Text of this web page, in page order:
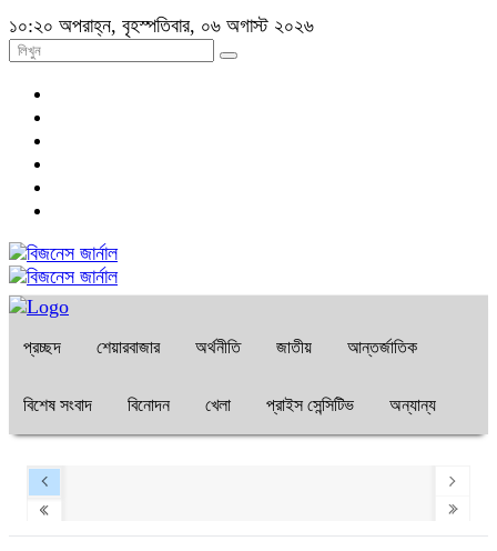
১০:২০ অপরাহ্ন, বৃহস্পতিবার, ০৬ অগাস্ট ২০২৬
প্রচ্ছদ শেয়ারবাজার অর্থনীতি জাতীয় আন্তর্জাতিক
বিশেষ সংবাদ বিনোদন খেলা প্রাইস সেন্সিটিভ অন্যান্য